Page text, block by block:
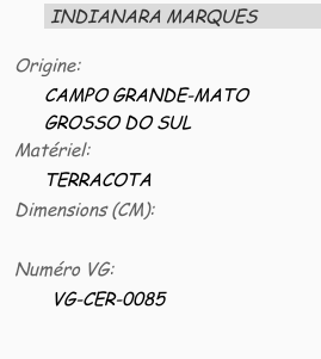
INDIANARA MARQUES
Origine:
CAMPO GRANDE-MATO
GROSSO DO SUL
Matériel:
TERRACOTA
Dimensions (CM):
Numéro VG:
VG-CER-0085